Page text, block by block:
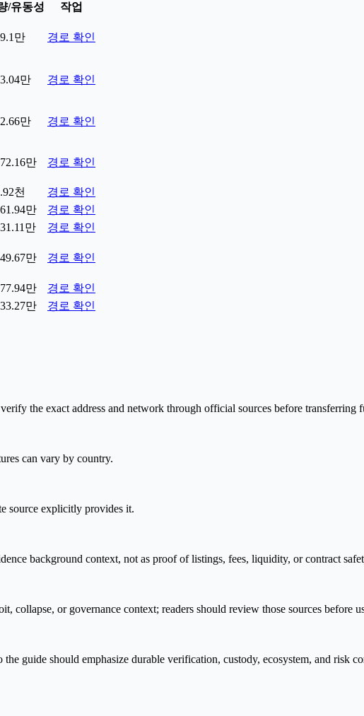
/유동성 작업
만 경로 확인
만 경로 확인
만 경로 확인
만 경로 확인
천
경로 확인
만
경로 확인
만 경로 확인
만 경로 확인
만
경로 확인
만 경로 확인
the exact address and network through official sources before transferring
can vary by country.
source explicitly provides it.
background context, not as proof of listings, fees, liquidity, or contract
collapse, or governance context; readers should review those sources before
guide should emphasize durable verification, custody, ecosystem, and risk